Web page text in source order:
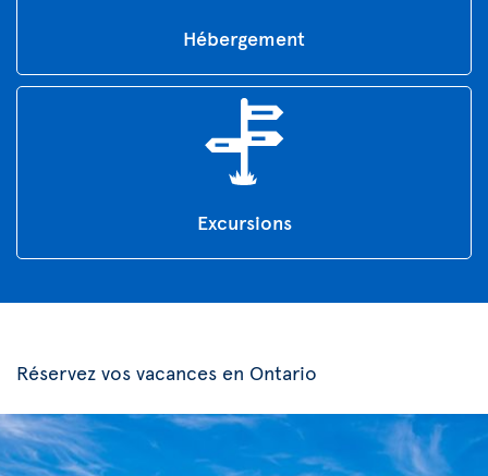
Hébergement
Excursions
Réservez vos vacances en Ontario